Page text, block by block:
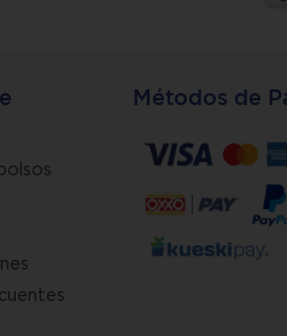
Métodos de